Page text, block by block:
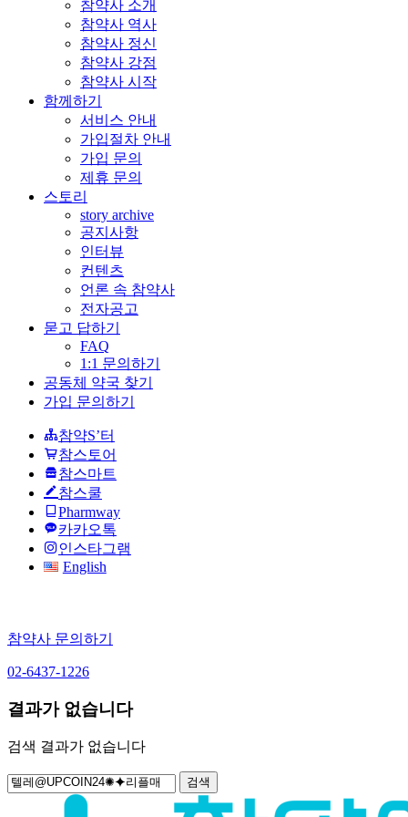
참약사 소개
참약사 역사
참약사 정신
참약사 강점
참약사 시작
함께하기
서비스 안내
가입절차 안내
가입 문의
제휴 문의
스토리
story archive
공지사항
인터뷰
컨텐츠
언론 속 참약사
전자공고
묻고 답하기
FAQ
1:1 문의하기
공동체 약국 찾기
가입 문의하기
참약S’터
참스토어
참스마트
참스쿨
Pharmway
카카오톡
인스타그램
English
참약사 문의하기
02-6437-1226
결과가 없습니다
검색 결과가 없습니다
검
색: